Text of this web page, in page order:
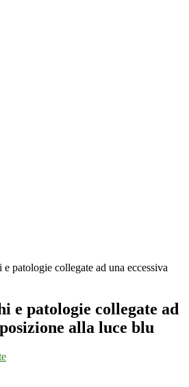
patologie collegate ad una eccessiva
e patologie collegate ad
alla luce blu